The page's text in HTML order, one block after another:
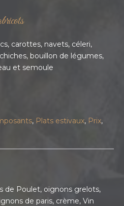
carottes, navets, céleri,
bouillon de légumes,
et semoule
, Plats estivaux, Prix,
de Poulet, oignons grelots,
de paris, crème, Vin